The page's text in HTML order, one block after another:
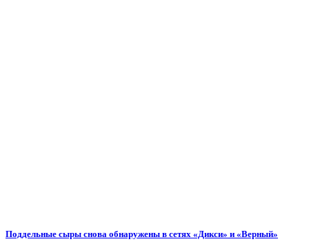
Поддельные сыры снова обнаружены в сетях «Дикси» и «Верный»